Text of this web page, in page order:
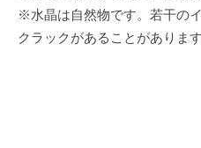
※水晶は自然物です。若干の
クラックがあることがあります